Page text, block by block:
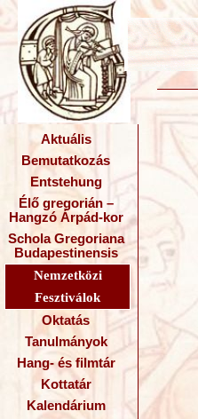
Aktuális
Bemutatkozás
Entstehung
Élő gregorián –
Hangzó Árpád-kor
Schola Gregoriana
Budapestinensis
Nemzetközi
Fesztiválok
Oktatás
Tanulmányok
Hang- és filmtár
Kottatár
Kalendárium